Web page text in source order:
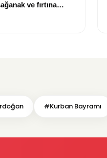
ve fırtına
#Kurban Bayramı